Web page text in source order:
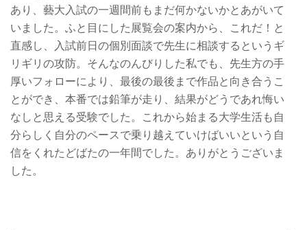
あり、藝大入試の一週間前もまだ何かないかとあがいて
いました。ふと目にした展覧会の案内から、これだ！と
直感し、入試前日の個別面談で先生に相談するというギ
リギリの攻防。そんなのんびりした私でも、先生方の手
厚いフォローにより、最後の最後まで作品と向き合うこ
とができ、本番では鉛筆が走り、結果がどうであれ悔い
なしと思える受験でした。これから始まる大学生活も自
分らしく自分のペースで乗り越えていけばいいという自
信をくれたどばたの一年間でした。ありがとうございま
した。